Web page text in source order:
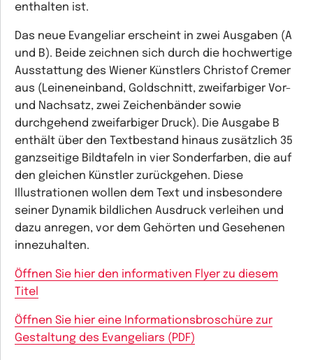
enthalten ist.
Das neue Evangeliar erscheint in zwei Ausgaben (A
und B). Beide zeichnen sich durch die hochwertige
Ausstattung des Wiener Künstlers Christof Cremer
aus (Leineneinband, Goldschnitt, zweifarbiger Vor-
und Nachsatz, zwei Zeichenbänder sowie
durchgehend zweifarbiger Druck). Die Ausgabe B
enthält über den Textbestand hinaus zusätzlich 35
ganzseitige Bildtafeln in vier Sonderfarben, die auf
den gleichen Künstler zurückgehen. Diese
Illustrationen wollen dem Text und insbesondere
seiner Dynamik bildlichen Ausdruck verleihen und
dazu anregen, vor dem Gehörten und Gesehenen
innezuhalten.
Öffnen Sie hier den informativen Flyer zu diesem
Titel
Öffnen Sie hier eine Informationsbroschüre zur
Gestaltung des Evangeliars (PDF)